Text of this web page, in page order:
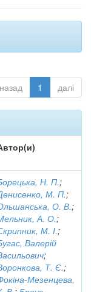
назад 1 далі
Н. П.;
М. П.;
О. В.;
А. О.;
М. І.;
Валерій
;
Т. Є.;
Мезенцева,